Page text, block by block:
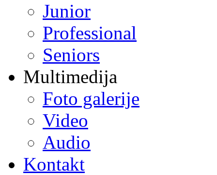
Junior
Professional
Seniors
Multimedija
Foto galerije
Video
Audio
Kontakt